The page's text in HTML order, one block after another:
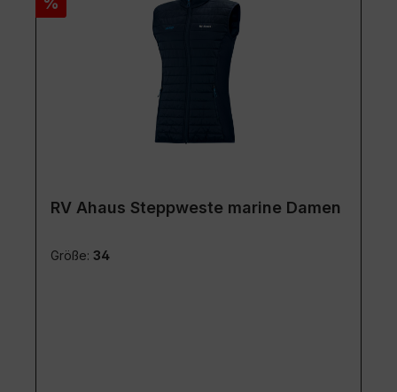
RV Ahaus Steppweste marine Damen
Größe: 34